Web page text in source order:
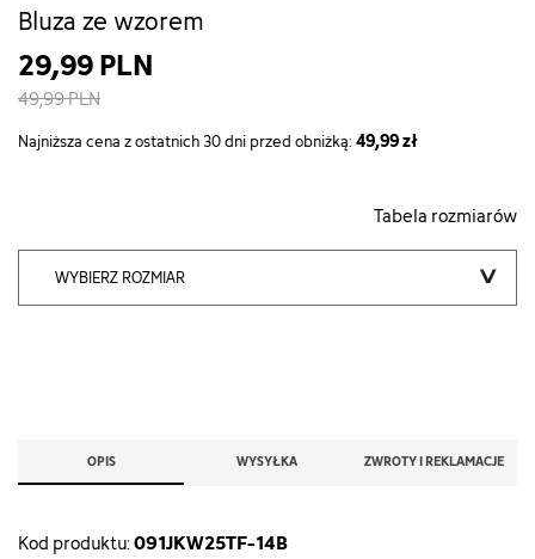
Bluza ze wzorem
29,99 PLN
49,99 PLN
Najniższa cena z ostatnich 30 dni przed obniżką: 49,99 zł
Tabela rozmiarów
WYBIERZ ROZMIAR
OPIS WYSYŁKA ZWROTY I REKLAMACJE
Kod produktu:091JKW25TF-14B